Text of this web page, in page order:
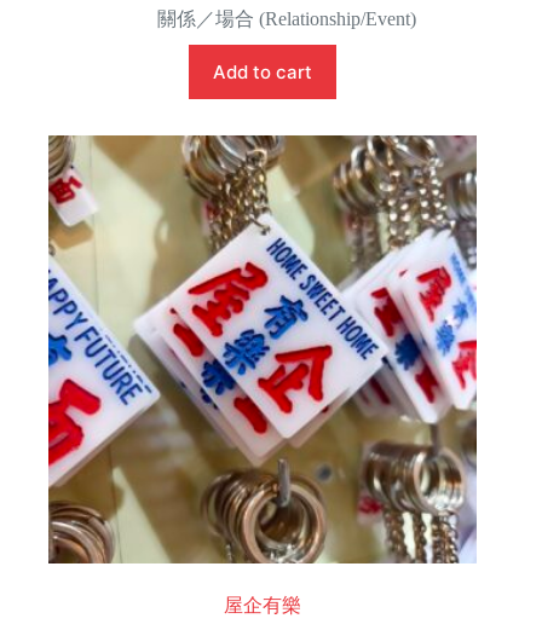
關係／場合 (Relationship/Event)
Add to cart
屋企有樂